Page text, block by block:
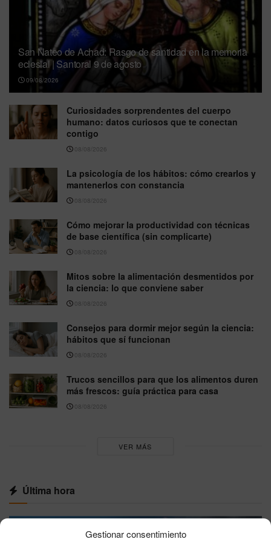
Gestionar consentimiento
San Nateo de Achad: Rasgo de santidad en la memoria
eclesial | Santoral 9 de agosto
09/08/2026
Curiosidades sorprendentes del cuerpo
humano: datos curiosos que te conectan
contigo
08/08/2026
La psicología de los hábitos: cómo crearlos y
mantenerlos con constancia
08/08/2026
Cómo mejorar la productividad con técnicas
de base científica (sin complicarte)
08/08/2026
Mitos sobre la alimentación desmentidos por
la ciencia: lo que conviene saber
08/08/2026
Consejos para dormir mejor según la ciencia:
hábitos que sí funcionan
08/08/2026
Trucos sencillos para que los alimentos duren
más frescos: guía práctica para casa
08/08/2026
VER MÁS
Última hora